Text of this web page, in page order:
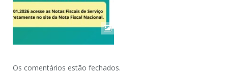
Os comentários estão fechados.